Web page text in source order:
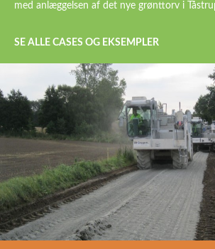
med anlæggelsen af det nye grønttorv i
SE ALLE CASES OG EKSEMPLER